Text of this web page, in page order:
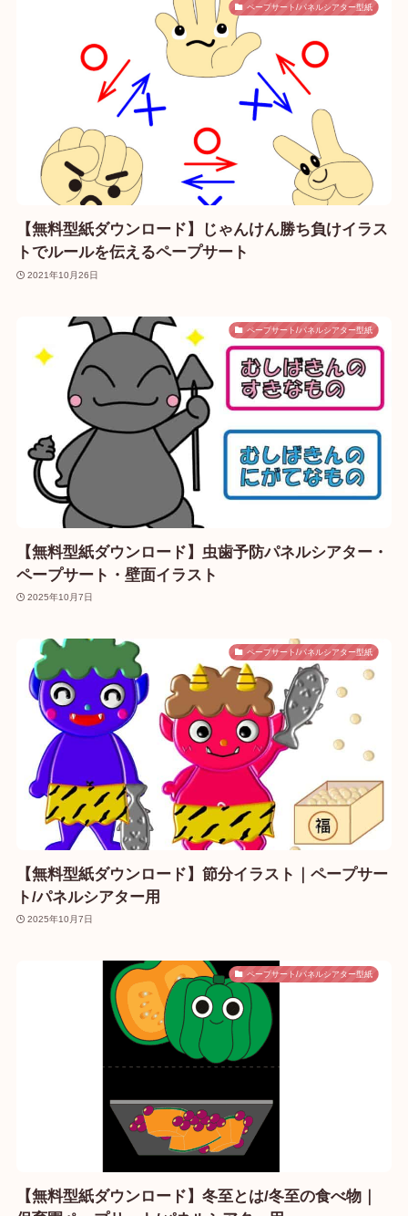
ペープサート/パネルシアター型紙
【無料型紙ダウンロード】じゃんけん勝ち負けイラス
トでルールを伝えるペープサート
2021年10月26日
ペープサート/パネルシアター型紙
【無料型紙ダウンロード】虫歯予防パネルシアター・
ペープサート・壁面イラスト
2025年10月7日
ペープサート/パネルシアター型紙
【無料型紙ダウンロード】節分イラスト｜ペープサー
ト/パネルシアター用
2025年10月7日
ペープサート/パネルシアター型紙
【無料型紙ダウンロード】冬至とは/冬至の食べ物｜